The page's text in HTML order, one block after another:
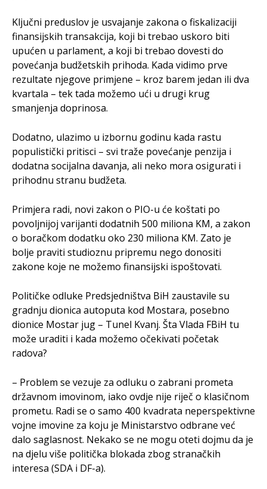
Ključni preduslov je usvajanje zakona o fiskalizaciji
finansijskih transakcija, koji bi trebao uskoro biti
upućen u parlament, a koji bi trebao dovesti do
povećanja budžetskih prihoda. Kada vidimo prve
rezultate njegove primjene – kroz barem jedan ili dva
kvartala – tek tada možemo ući u drugi krug
smanjenja doprinosa.
Dodatno, ulazimo u izbornu godinu kada rastu
populistički pritisci – svi traže povećanje penzija i
dodatna socijalna davanja, ali neko mora osigurati i
prihodnu stranu budžeta.
Primjera radi, novi zakon o PIO-u će koštati po
povoljnijoj varijanti dodatnih 500 miliona KM, a zakon
o boračkom dodatku oko 230 miliona KM. Zato je
bolje praviti studioznu pripremu nego donositi
zakone koje ne možemo finansijski ispoštovati.
Političke odluke Predsjedništva BiH zaustavile su
gradnju dionica autoputa kod Mostara, posebno
dionice Mostar jug – Tunel Kvanj. Šta Vlada FBiH tu
može uraditi i kada možemo očekivati početak
radova?
– Problem se vezuje za odluku o zabrani prometa
državnom imovinom, iako ovdje nije riječ o klasičnom
prometu. Radi se o samo 400 kvadrata neperspektivne
vojne imovine za koju je Ministarstvo odbrane već
dalo saglasnost. Nekako se ne mogu oteti dojmu da je
na djelu više politička blokada zbog stranačkih
interesa (SDA i DF-a).